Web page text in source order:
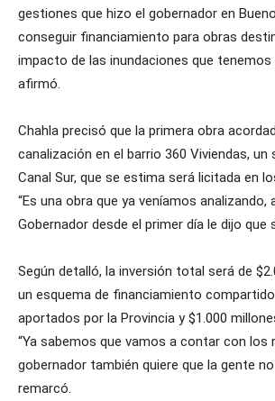
gestiones que hizo el gobernador en
conseguir financiamiento para obras
impacto de las inundaciones que tenemos
afirmó.
Chahla precisó que la primera obra
canalización en el barrio 360 Viviendas, un
Canal Sur, que se estima será licitada en
“Es una obra que ya veníamos analizando,
Gobernador desde el primer día le dijo que
Según detalló, la inversión total será de
un esquema de financiamiento
aportados por la Provincia y $1.000
“Ya sabemos que vamos a contar con los
gobernador también quiere que la gente
remarcó.